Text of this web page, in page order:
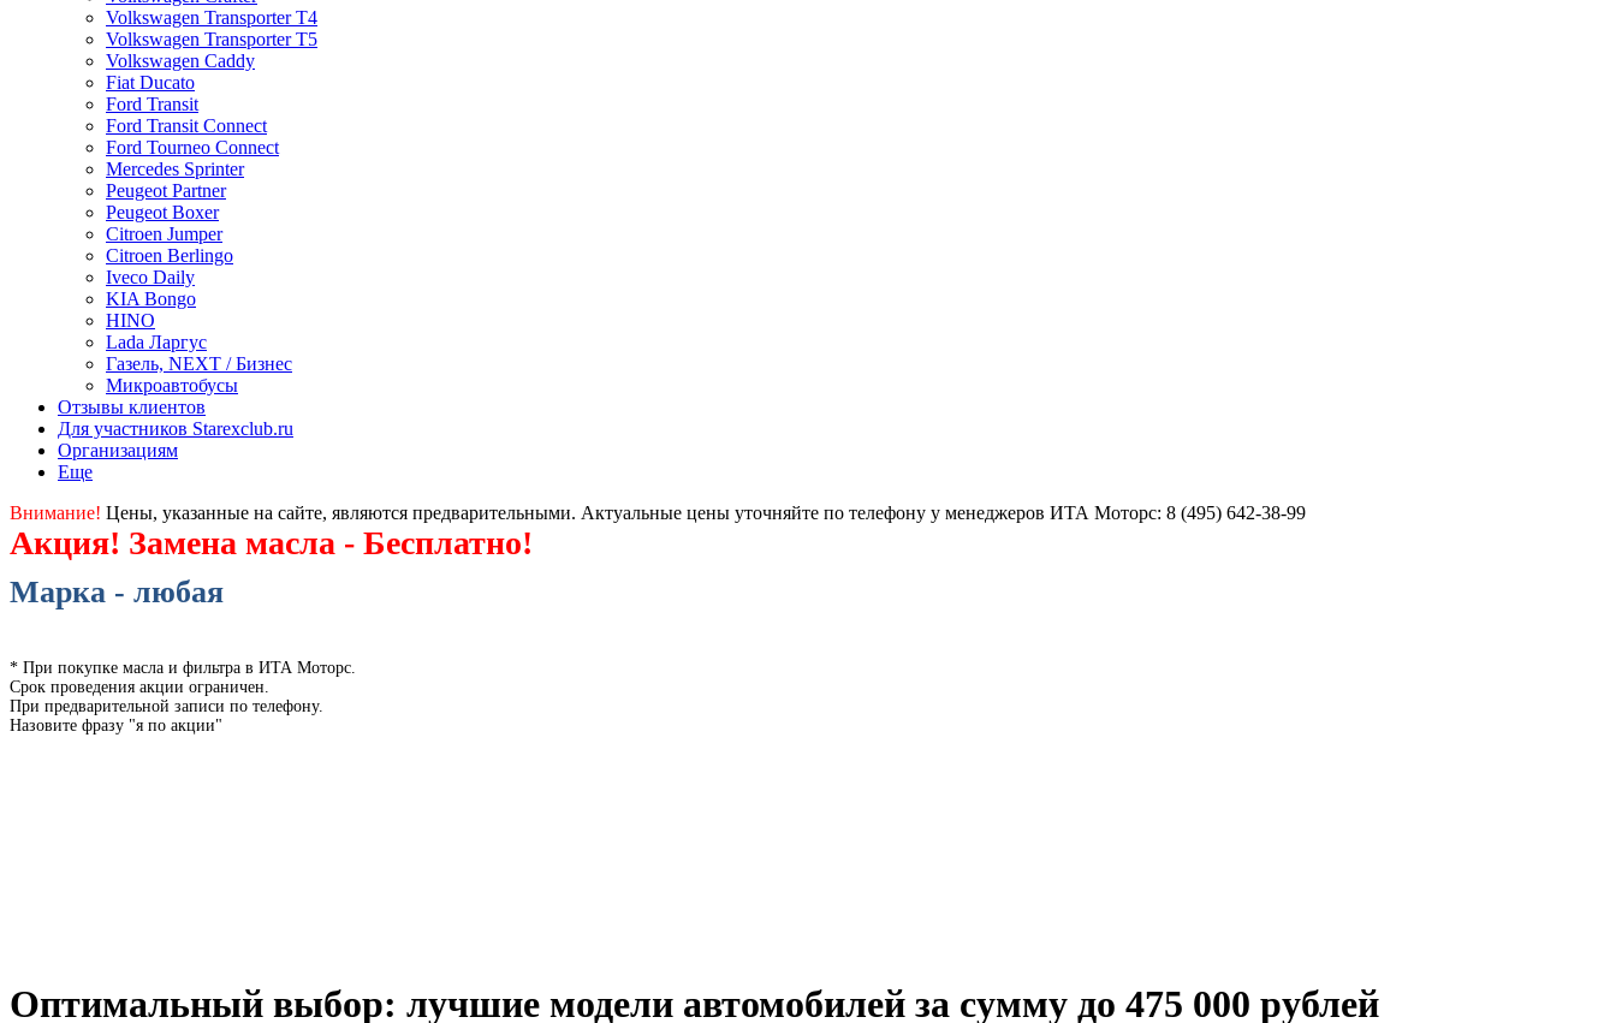
Volkswagen Transporter T4
Volkswagen Transporter T5
Volkswagen Caddy
Fiat Ducato
Ford Transit
Ford Transit Connect
Ford Tourneo Connect
Mercedes Sprinter
Peugeot Partner
Peugeot Boxer
Citroen Jumper
Citroen Berlingo
Iveco Daily
KIA Bongo
HINO
Lada Ларгус
Газель, NEXT / Бизнес
Микроавтобусы
Отзывы клиентов
Для участников Starexclub.ru
Организациям
Еще
Внимание! Цены, указанные на сайте, являются предварительными. Актуальные цены уточняйте по телефону у менеджеров ИТА Моторс: 8 (495) 642-38-99
Акция! Замена масла - Бесплатно!
Марка - любая
* При покупке масла и фильтра в ИТА Моторс.
Срок проведения акции ограничен.
При предварительной записи по телефону.
Назовите фразу "я по акции"
Оптимальный выбор: лучшие модели автомобилей за сумму до 475 000 рублей